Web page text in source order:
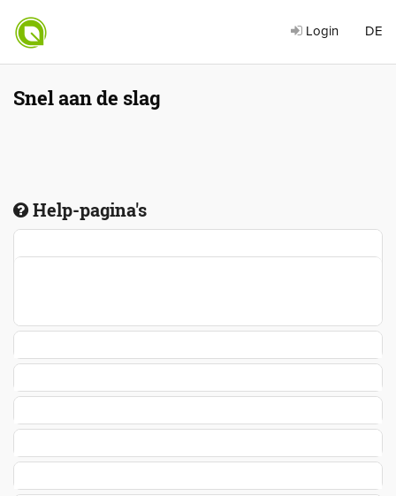
Login DE
Snel aan de slag
Help-pagina's